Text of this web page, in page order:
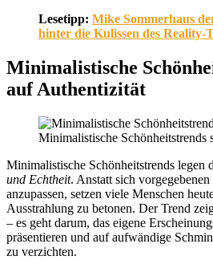
Lesetipp: Mike Sommerhaus
hinter die Kulissen des Reality-
Minimalistische
auf Authentizität
Minimalistische
Minimalistische Schönheitstrends legen
und Echtheit. Anstatt sich
anzupassen, setzen viele Menschen
Ausstrahlung zu betonen. Der Trend
– es geht darum, das eigene
präsentieren und auf aufwändige
zu verzichten.